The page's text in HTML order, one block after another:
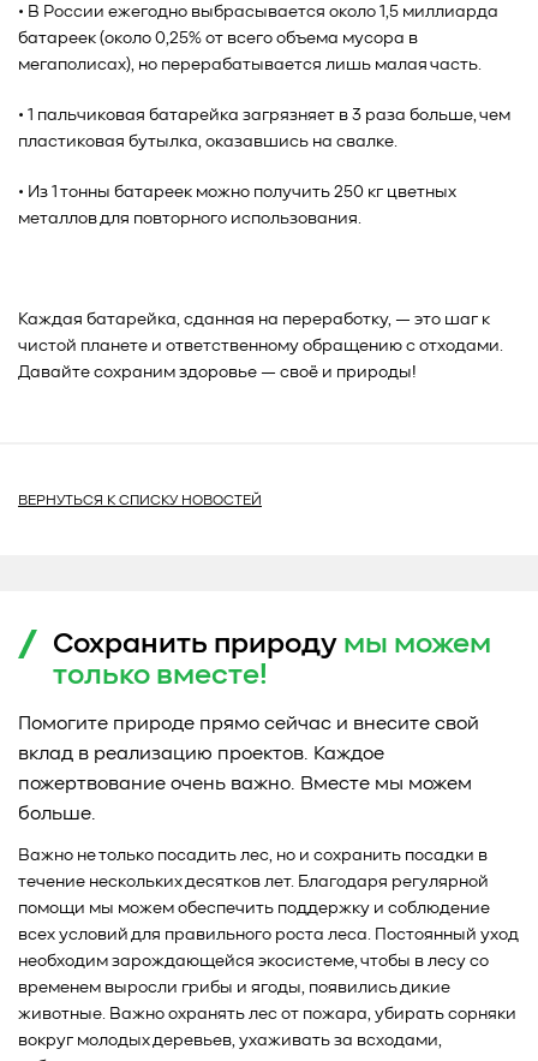
• В России ежегодно выбрасывается около 1,5 миллиарда
батареек (около 0,25% от всего объема мусора в
мегаполисах), но перерабатывается лишь малая часть.
• 1 пальчиковая батарейка загрязняет в 3 раза больше, чем
пластиковая бутылка, оказавшись на свалке.
• Из 1 тонны батареек можно получить 250 кг цветных
металлов для повторного использования.
Каждая батарейка, сданная на переработку, — это шаг к
чистой планете и ответственному обращению с отходами.
Давайте сохраним здоровье — своё и природы!
ВЕРНУТЬСЯ К СПИСКУ НОВОСТЕЙ
Сохранить природу мы можем
только вместе!
Помогите природе прямо сейчас и внесите свой
вклад в реализацию проектов. Каждое
пожертвование очень важно. Вместе мы можем
больше.
Важно не только посадить лес, но и сохранить посадки в
течение нескольких десятков лет. Благодаря регулярной
помощи мы можем обеспечить поддержку и соблюдение
всех условий для правильного роста леса. Постоянный уход
необходим зарождающейся экосистеме, чтобы в лесу со
временем выросли грибы и ягоды, появились дикие
животные. Важно охранять лес от пожара, убирать сорняки
вокруг молодых деревьев, ухаживать за всходами,